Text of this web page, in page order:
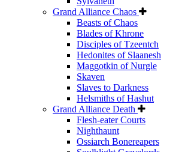
Grand Alliance Chaos
Beasts of Chaos
Blades of Khrone
Disciples of Tzeentch
Hedonites of Slaanesh
Maggotkin of Nurgle
Skaven
Slaves to Darkness
Helsmiths of Hashut
Grand Alliance Death
Flesh-eater Courts
Nighthaunt
Ossiarch Bonereapers